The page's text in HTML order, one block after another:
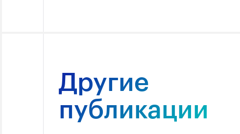
Другие
публикации